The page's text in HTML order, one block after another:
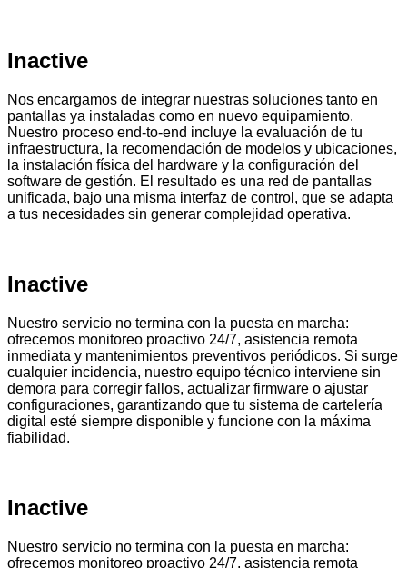
Inactive
Nos encargamos de integrar nuestras soluciones tanto en
pantallas ya instaladas como en nuevo equipamiento.
Nuestro proceso end-to-end incluye la evaluación de tu
infraestructura, la recomendación de modelos y ubicaciones,
la instalación física del hardware y la configuración del
software de gestión. El resultado es una red de pantallas
unificada, bajo una misma interfaz de control, que se adapta
a tus necesidades sin generar complejidad operativa.
Inactive
Nuestro servicio no termina con la puesta en marcha:
ofrecemos monitoreo proactivo 24/7, asistencia remota
inmediata y mantenimientos preventivos periódicos. Si surge
cualquier incidencia, nuestro equipo técnico interviene sin
demora para corregir fallos, actualizar firmware o ajustar
configuraciones, garantizando que tu sistema de cartelería
digital esté siempre disponible y funcione con la máxima
fiabilidad.
Inactive
Nuestro servicio no termina con la puesta en marcha:
ofrecemos monitoreo proactivo 24/7, asistencia remota